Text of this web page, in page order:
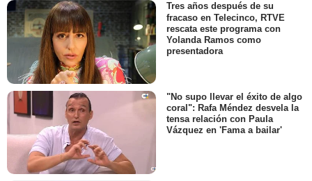
Tres años después de su
fracaso en Telecinco, RTVE
rescata este programa con
Yolanda Ramos como
presentadora
"No supo llevar el éxito de algo
coral": Rafa Méndez desvela la
tensa relación con Paula
Vázquez en 'Fama a bailar'